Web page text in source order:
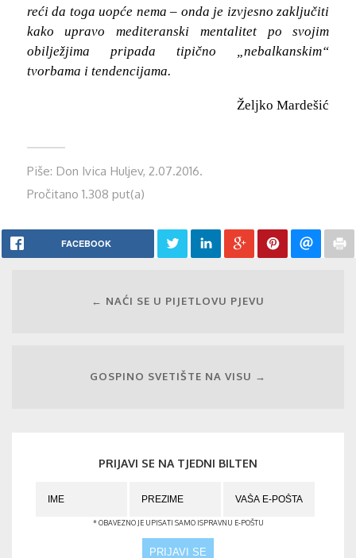
reći da toga uopće nema – onda je izvjesno zaključiti
kako upravo mediteranski mentalitet po svojim
obilježjima pripada tipično „nebalkanskim“
tvorbama i tendencijama.
Željko Mardešić
Piše: Don Ivica Huljev, 2.07.2016.
Pročitano 1.308 put(a)
FACEBOOK
← NAĆI SE U PIJETLOVU PJEVU
GOSPINO SVETIŠTE NA VISU →
PRIJAVI SE NA TJEDNI BILTEN
* OBAVEZNO JE UPISATI SAMO ISPRAVNU E-POŠTU